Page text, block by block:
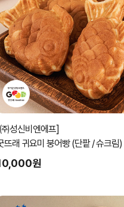
성신비엔에프]
굿뜨래 귀요미 붕어빵 (단팥 / 슈크림)
원